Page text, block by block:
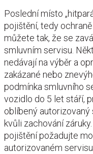
Poslední místo
pojištění, tedy
můžete tak, že se
smluvním servisu.
nedávají na výběr a
zakázané nebo
podmínka smluvního
vozidlo do 5 let stáří,
oblíbený
kvůli zachování
pojištění požadujte
autorizovaném